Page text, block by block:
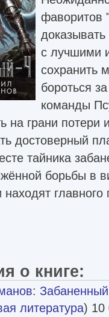
фаворитов
доказывать
с лучшими
сохранить
бороться
команды
на грани
достоверный
тайника
борьбы в
главного
о книге:
:
литература) 10